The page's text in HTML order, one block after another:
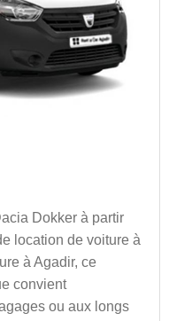
Dokker à partir
location de voiture à
à Agadir, ce
convient
ou aux longs